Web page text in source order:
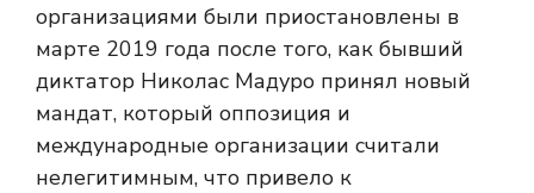
организациями были приостановлены в
марте 2019 года после того, как бывший
диктатор Николас Мадуро принял новый
мандат, который оппозиция и
международные организации считали
нелегитимным, что привело к